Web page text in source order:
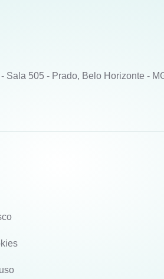
Sala 505 - Prado, Belo Horizonte -